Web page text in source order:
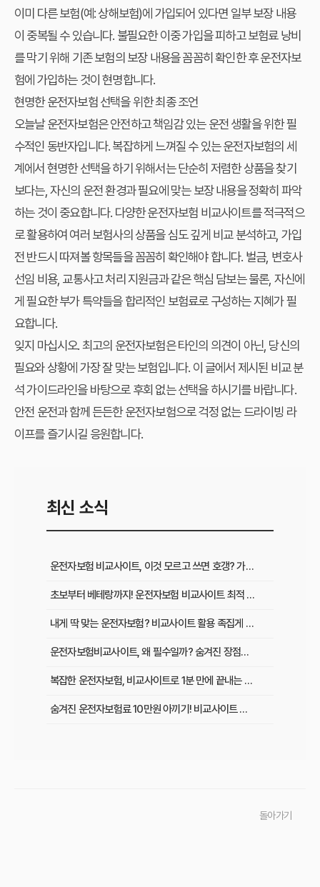
이미 다른 보험(예: 상해보험)에 가입되어 있다면 일부 보장 내용
이 중복될 수 있습니다. 불필요한 이중 가입을 피하고 보험료 낭비
를 막기 위해 기존 보험의 보장 내용을 꼼꼼히 확인한 후 운전자보
험에 가입하는 것이 현명합니다.
현명한 운전자보험 선택을 위한 최종 조언
오늘날 운전자보험은 안전하고 책임감 있는 운전 생활을 위한 필
수적인 동반자입니다. 복잡하게 느껴질 수 있는 운전자보험의 세
계에서 현명한 선택을 하기 위해서는 단순히 저렴한 상품을 찾기
보다는, 자신의 운전 환경과 필요에 맞는 보장 내용을 정확히 파악
하는 것이 중요합니다. 다양한 운전자보험 비교사이트를 적극적으
로 활용하여 여러 보험사의 상품을 심도 깊게 비교 분석하고, 가입
전 반드시 따져볼 항목들을 꼼꼼히 확인해야 합니다. 벌금, 변호사
선임 비용, 교통사고 처리 지원금과 같은 핵심 담보는 물론, 자신에
게 필요한 부가 특약들을 합리적인 보험료로 구성하는 지혜가 필
요합니다.
잊지 마십시오. 최고의 운전자보험은 타인의 의견이 아닌, 당신의
필요와 상황에 가장 잘 맞는 보험입니다. 이 글에서 제시된 비교 분
석 가이드라인을 바탕으로 후회 없는 선택을 하시기를 바랍니다.
안전 운전과 함께 든든한 운전자보험으로 걱정 없는 드라이빙 라
이프를 즐기시길 응원합니다.
최신 소식
운전자보험 비교사이트, 이것 모르고 쓰면 호갱? 가입 전 필수 확인사항
초보부터 베테랑까지! 운전자보험 비교사이트 최적 활용법과 맞춤 플랜
내게 딱 맞는 운전자보험? 비교사이트 활용 족집게 가이드 & 성공 후기
운전자보험비교사이트, 왜 필수일까? 숨겨진 장점과 현명하게 활용하는 비법
복잡한 운전자보험, 비교사이트로 1분 만에 끝내는 최적 보험료 찾기
숨겨진 운전자보험료 10만원 아끼기! 비교사이트 활용법 이것부터 확인
돌아가기